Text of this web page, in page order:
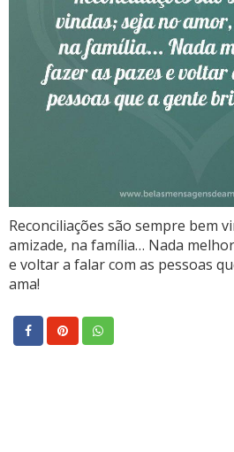
Reconciliações são sempre bem
amizade, na família… Nada
e voltar a falar com as pessoas
ama!